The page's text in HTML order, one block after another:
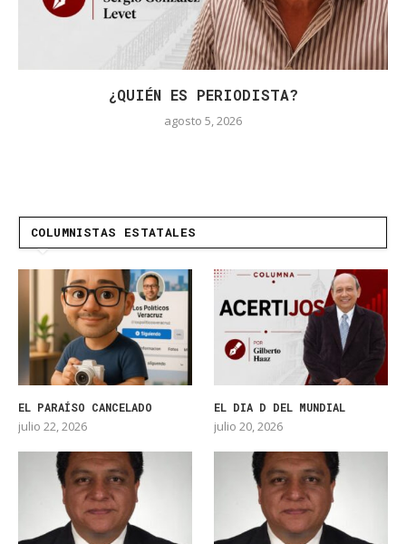
¿QUIÉN ES PERIODISTA?
agosto 5, 2026
COLUMNISTAS ESTATALES
EL PARAÍSO CANCELADO
julio 22, 2026
EL DIA D DEL MUNDIAL
julio 20, 2026